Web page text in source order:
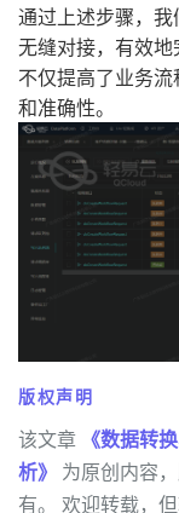
通过上述步骤，
无缝对接，有效
不仅提高了业务
和准确性。
版权声明
该文章 《数据转
析》 为原创内容
有。 欢迎转载，